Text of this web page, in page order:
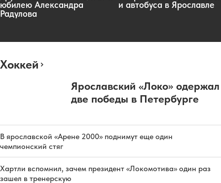
юбилею Александра
Радулова
и автобуса в Ярославле
Хоккей
Ярославский «Локо» одержал
две победы в Петербурге
В ярославской «Арене 2000» поднимут еще один
чемпионский стяг
Хартли вспомнил, зачем президент «Локомотива» один раз
зашел в тренерскую